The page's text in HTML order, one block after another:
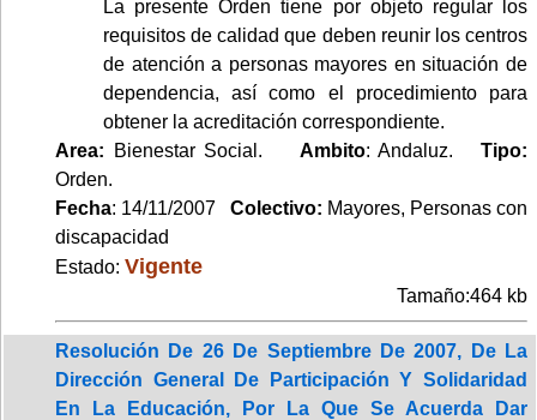
La presente Orden tiene por objeto regular los
requisitos de calidad que deben reunir los centros
de atención a personas mayores en situación de
dependencia, así como el procedimiento para
obtener la acreditación correspondiente.
Area: Bienestar Social. Ambito: Andaluz.Tipo:
Orden.
Fecha: 14/11/2007 Colectivo: Mayores, Personas con
discapacidad
Estado: Vigente
Tamaño:464 kb
Resolución De 26 De Septiembre De 2007, De La
Dirección General De Participación Y Solidaridad
En La Educación, Por La Que Se Acuerda Dar